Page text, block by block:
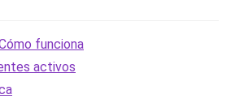
funciona
activos